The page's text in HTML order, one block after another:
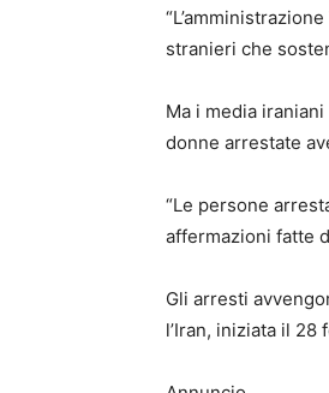
stranieri che
Ma i media
donne arrestate
“Le persone
affermazioni fatte
Gli arresti
l’Iran, iniziata il 28